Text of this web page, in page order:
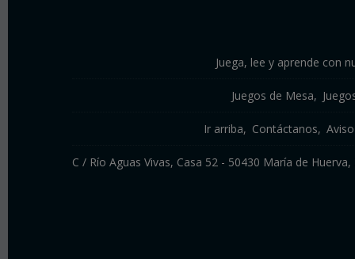
Juega, lee y aprende con
Juegos de Mesa
Ir arriba Contáctanos
C / Río Aguas Vivas, Casa 52 - 50430 María de